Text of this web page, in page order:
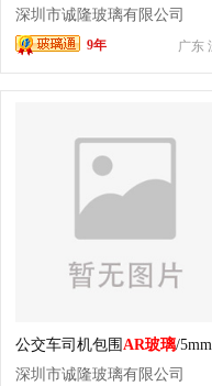
玻璃定制 加工
深圳市诚隆玻璃有限公司
广东
9年
公交车司机包围 AR玻璃/
高清减反射玻璃
深圳市诚隆玻璃有限公司